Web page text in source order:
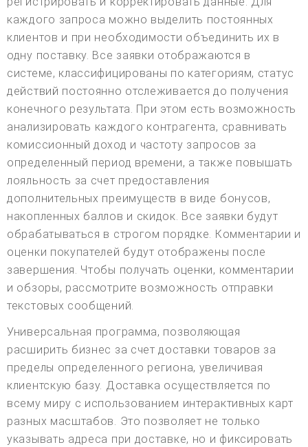
каждого запроса можно выделить постоянных
клиентов и при необходимости объединить их в
одну поставку. Все заявки отображаются в
системе, классифицированы по категориям, статус
действий постоянно отслеживается до получения
конечного результата. При этом есть возможность
анализировать каждого контрагента, сравнивать
комиссионный доход и частоту запросов за
определенный период времени, а также повышать
лояльность за счет предоставления
дополнительных преимуществ в виде бонусов,
накопленных баллов и скидок. Все заявки будут
обрабатываться в строгом порядке. Комментарии и
оценки покупателей будут отображены после
завершения. Чтобы получать оценки, комментарии
и обзоры, рассмотрите возможность отправки
текстовых сообщений.
Универсальная программа, позволяющая
расширить бизнес за счет доставки товаров за
пределы определенного региона, увеличивая
клиентскую базу. Доставка осуществляется по
всему миру с использованием интерактивных карт
разных масштабов. Это позволяет не только
указывать адреса при доставке, но и фиксировать